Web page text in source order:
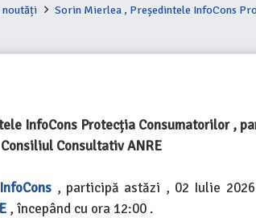
noutăți Sorin Mierlea , Președintele InfoCons
InfoCons Protecția Consumatorilor ,
Consiliul Consultativ ANRE
InfoCons , participă astăzi , 02 Iulie
, începând cu ora 12:00 .